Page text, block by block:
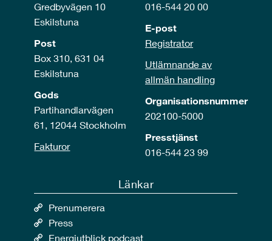
Gredbyvägen 10
Eskilstuna
Post
Box 310, 631 04
Eskilstuna
Gods
Partihandlarvägen
61, 12044 Stockholm
Fakturor
016-544 20 00
E-post
Registrator
Utlämnande av
allmän handling
Organisationsnummer
202100-5000
Presstjänst
016-544 23 99
Länkar
Prenumerera
Press
Energiutblick podcast